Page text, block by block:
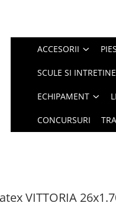
ACCESORII
SCULE SI
ECHIPAMENT
CONCURSURI
VITTORIA